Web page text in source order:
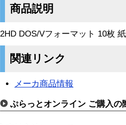
商品説明
2HD DOS/Vフォーマット 10枚
関連リンク
メーカ商品情報
ぷらっとオンライン ご購入の